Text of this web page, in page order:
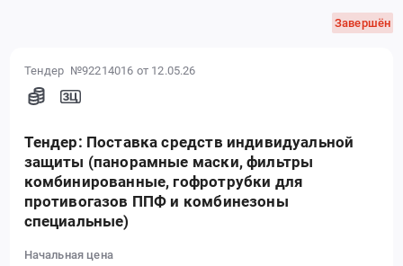
Завершён
Тендер №92214016 от 12.05.26
Тендер: Поставка средств индивидуальной
защиты (панорамные маски, фильтры
комбинированные, гофротрубки для
противогазов ППФ и комбинезоны
специальные)
Начальная цена